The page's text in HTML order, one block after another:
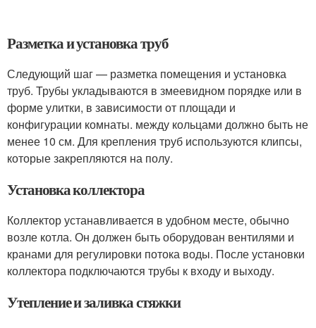
Разметка и установка труб
Следующий шаг — разметка помещения и установка
труб. Трубы укладываются в змеевидном порядке или в
форме улитки, в зависимости от площади и
конфигурации комнаты. между кольцами должно быть не
менее 10 см. Для крепления труб используются клипсы,
которые закрепляются на полу.
Установка коллектора
Коллектор устанавливается в удобном месте, обычно
возле котла. Он должен быть оборудован вентилями и
кранами для регулировки потока воды. После установки
коллектора подключаются трубы к входу и выходу.
Утепление и заливка стяжки